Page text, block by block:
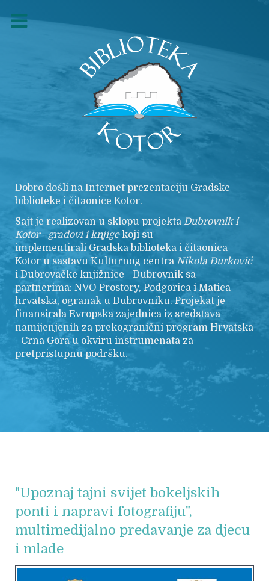
Dobro došli na Internet prezentaciju Gradske
biblioteke i čitaonice Kotor.
Sajt je realizovan u sklopu projekta Dubrovnik i
Kotor - gradovi i knjigekoji su
implementirali Gradska biblioteka i čitaonica
Kotor u sastavu Kulturnog centra Nikola Đurković
i Dubrovačke knjižnice - Dubrovnik sa
partnerima: NVO Prostory, Podgorica i Matica
hrvatska, ogranak u Dubrovniku. Projekat je
finansirala Evropska zajednica iz sredstava
namijenjenih za prekogranični program Hrvatska
- Crna Gora u okviru instrumenata za
pretpristupnu podršku.
"Upoznaj tajni svijet bokeljskih
ponti i napravi fotografiju",
multimedijalno predavanje za djecu
i mlade